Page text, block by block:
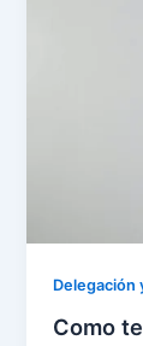
Delegación
Como